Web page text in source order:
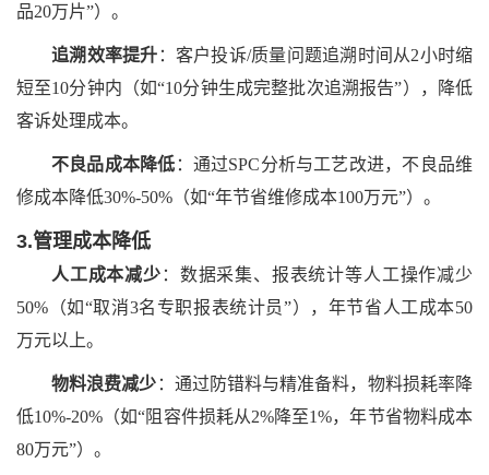
品20万片”）。
追溯效率提升 ：客户投诉/质量问题追溯时间从2小时缩
短至10分钟内（如“10分钟生成完整批次追溯报告”），降低
客诉处理成本。
不良品成本降低 ：通过SPC分析与工艺改进，不良品维
修成本降低30%-50%（如“年节省维修成本100万元”）。
3.管理成本降低
人工成本减少 ：数据采集、报表统计等人工操作减少
50%（如“取消3名专职报表统计员”），年节省人工成本50
万元以上。
物料浪费减少 ：通过防错料与精准备料，物料损耗率降
低10%-20%（如“阻容件损耗从2%降至1%，年节省物料成本
80万元”）。